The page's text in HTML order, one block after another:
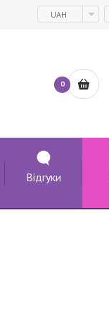
UAH
0
Відгуки